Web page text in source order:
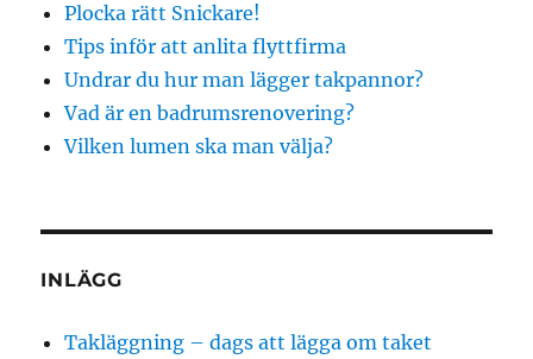
Plocka rätt Snickare!
Tips inför att anlita flyttfirma
Undrar du hur man lägger takpannor?
Vad är en badrumsrenovering?
Vilken lumen ska man välja?
INLÄGG
Takläggning – dags att lägga om taket